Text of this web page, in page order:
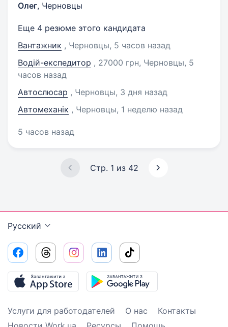
Олег, Черновцы
Еще 4 резюме этого кандидата
Вантажник , Черновцы, 5 часов назад
Водій-експедитор , 27000 грн, Черновцы, 5
часов назад
Автослюсар , Черновцы, 3 дня назад
Автомеханік , Черновцы, 1 неделю назад
5 часов назад
Стр. 1 из 42
Русский
Услуги для работодателей О нас
Контакты